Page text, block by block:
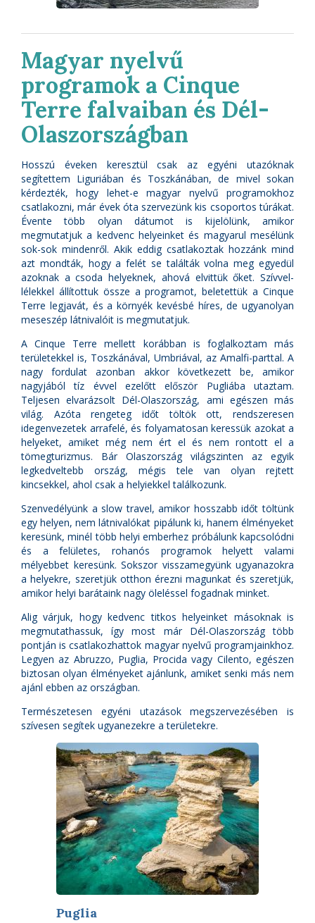
Magyar nyelvű
programok a Cinque
Terre falvaiban és Dél-
Olaszországban
Hosszú éveken keresztül csak az egyéni utazóknak
segítettem Liguriában és Toszkánában, de mivel sokan
kérdezték, hogy lehet-e magyar nyelvű programokhoz
csatlakozni, már évek óta szervezünk kis csoportos túrákat.
Évente több olyan dátumot is kijelölünk, amikor
megmutatjuk a kedvenc helyeinket és magyarul mesélünk
sok-sok mindenről. Akik eddig csatlakoztak hozzánk mind
azt mondták, hogy a felét se találták volna meg egyedül
azoknak a csoda helyeknek, ahová elvittük őket. Szívvel-
lélekkel állítottuk össze a programot, beletettük a Cinque
Terre legjavát, és a környék kevésbé híres, de ugyanolyan
meseszép látnivalóit is megmutatjuk.
A Cinque Terre mellett korábban is foglalkoztam más
területekkel is, Toszkánával, Umbriával, az Amalfi-parttal. A
nagy fordulat azonban akkor következett be, amikor
nagyjából tíz évvel ezelőtt először Pugliába utaztam.
Teljesen elvarázsolt Dél-Olaszország, ami egészen más
világ. Azóta rengeteg időt töltök ott, rendszeresen
idegenvezetek arrafelé, és folyamatosan keressük azokat a
helyeket, amiket még nem ért el és nem rontott el a
tömegturizmus. Bár Olaszország világszinten az egyik
legkedveltebb ország, mégis tele van olyan rejtett
kincsekkel, ahol csak a helyiekkel találkozunk.
Szenvedélyünk a slow travel, amikor hosszabb időt töltünk
egy helyen, nem látnivalókat pipálunk ki, hanem élményeket
keresünk, minél több helyi emberhez próbálunk kapcsolódni
és a felületes, rohanós programok helyett valami
mélyebbet keresünk. Sokszor visszamegyünk ugyanazokra
a helyekre, szeretjük otthon érezni magunkat és szeretjük,
amikor helyi barátaink nagy öleléssel fogadnak minket.
Alig várjuk, hogy kedvenc titkos helyeinket másoknak is
megmutathassuk, így most már Dél-Olaszország több
pontján is csatlakozhattok magyar nyelvű programjainkhoz.
Legyen az Abruzzo, Puglia, Procida vagy Cilento, egészen
biztosan olyan élményeket ajánlunk, amiket senki más nem
ajánl ebben az országban.
Természetesen egyéni utazások megszervezésében is
szívesen segítek ugyanezekre a területekre.
Puglia